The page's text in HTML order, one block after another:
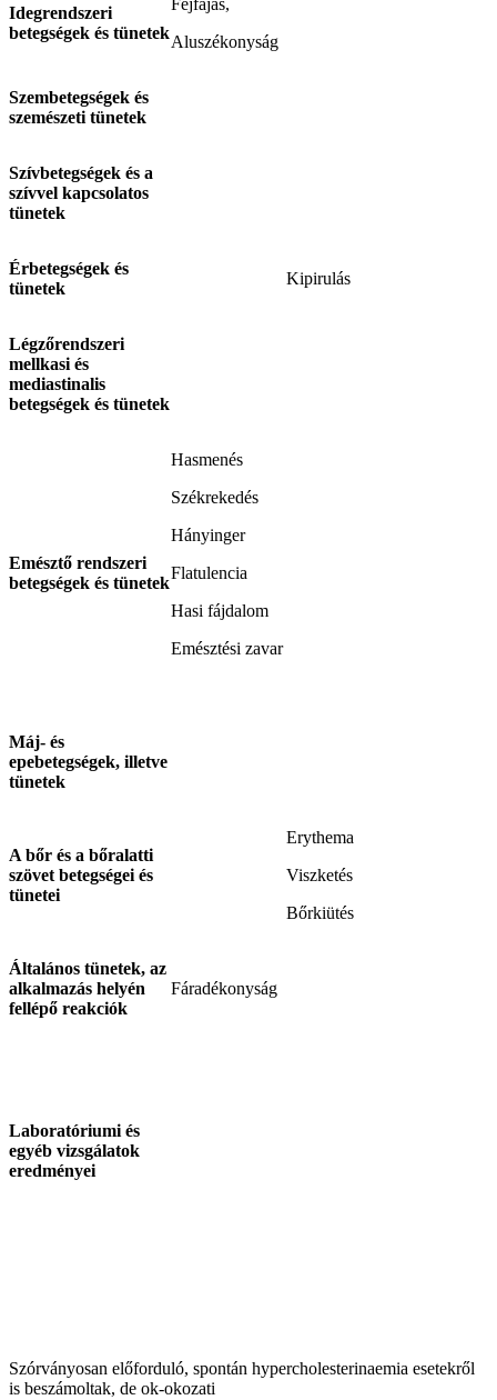
Idegrendszeri
betegségek és tünetek
Fejfájás,
Aluszékonyság
Szembetegségek és
szemészeti tünetek
Szívbetegségek és a
szívvel kapcsolatos
tünetek
Érbetegségek és
tünetek
Kipirulás
Légzőrendszeri
mellkasi és
mediastinalis
betegségek és tünetek
Emésztő rendszeri
betegségek és tünetek
Hasmenés
Székrekedés
Hányinger
Flatulencia
Hasi fájdalom
Emésztési zavar
Máj- és
epebetegségek, illetve
tünetek
A bőr és a bőralatti
szövet betegségei és
tünetei
Erythema
Viszketés
Bőrkiütés
Általános tünetek, az
alkalmazás helyén
fellépő reakciók
Fáradékonyság
Laboratóriumi és
egyéb vizsgálatok
eredményei
Szórványosan előforduló, spontán hypercholesterinaemia esetekről
is beszámoltak, de ok-okozati